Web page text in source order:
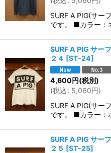
SURF A PIG(サー
です。 ■カラー：
SURF A PIG サ
２４ [ST-24]
4,600円(税別)
(税込: 5,060円)
SURF A PIG(サー
です。 ■カラー：
SURF A PIG サ
２５ [ST-25]